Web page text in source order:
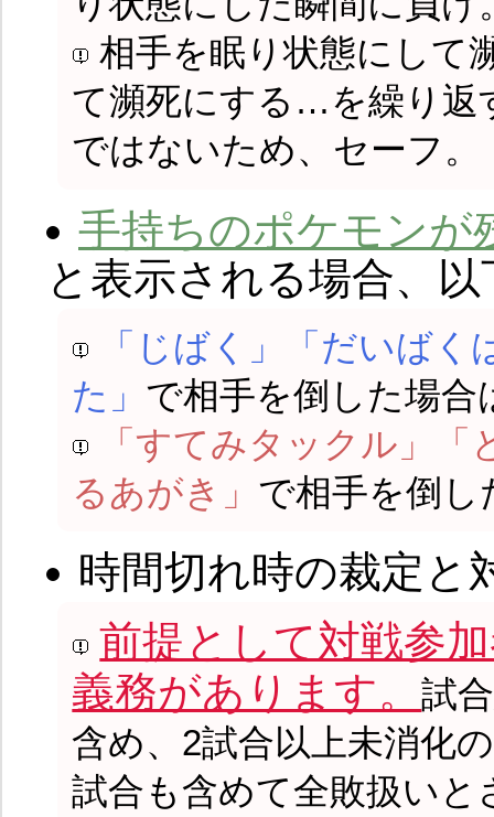
相手を眠り状態にして
て瀕死にする…を繰り返
ではないため、セーフ。
手持ちのポケモンが
と表示される場合、
「じばく」「だいば
た」 で相手を倒した場合
「すてみタックル」
るあがき」 で相手を倒し
時間切れ時の裁定と
前提として対戦参
義務があります。試
含め、2試合以上未消化
試合も含めて全敗扱いと